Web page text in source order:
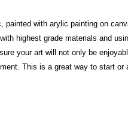
painted with arylic painting on
highest grade materials and
your art will not only be
This is a great way to start or